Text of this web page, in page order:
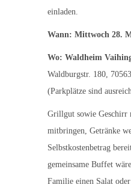
einladen.
Wann: Mittwoch 28.
Wo: Waldheim
Waldburgstr. 180,
(Parkplätze sind
Grillgut sowie Geschirr
mitbringen, Getränke
Selbstkostenbetrag
gemeinsame Buffet
Familie einen Salat